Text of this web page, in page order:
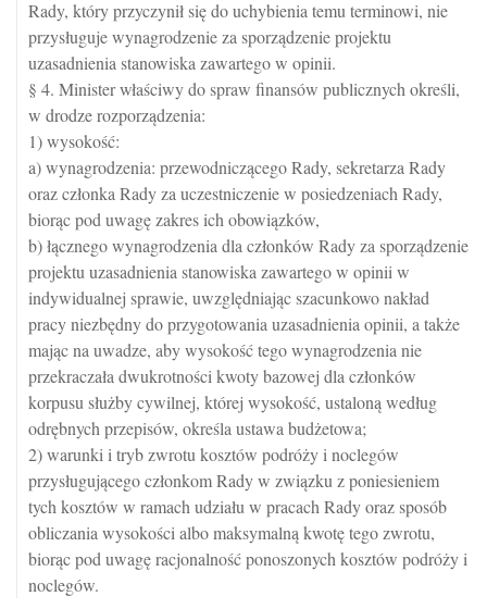
Rady, który przyczynił się do uchybienia temu terminowi, nie
przysługuje wynagrodzenie za sporządzenie projektu
uzasadnienia stanowiska zawartego w opinii.
§ 4. Minister właściwy do spraw finansów publicznych określi,
w drodze rozporządzenia:
1) wysokość:
a) wynagrodzenia: przewodniczącego Rady, sekretarza Rady
oraz członka Rady za uczestniczenie w posiedzeniach Rady,
biorąc pod uwagę zakres ich obowiązków,
b) łącznego wynagrodzenia dla członków Rady za sporządzenie
projektu uzasadnienia stanowiska zawartego w opinii w
indywidualnej sprawie, uwzględniając szacunkowo nakład
pracy niezbędny do przygotowania uzasadnienia opinii, a także
mając na uwadze, aby wysokość tego wynagrodzenia nie
przekraczała dwukrotności kwoty bazowej dla członków
korpusu służby cywilnej, której wysokość, ustaloną według
odrębnych przepisów, określa ustawa budżetowa;
2) warunki i tryb zwrotu kosztów podróży i noclegów
przysługującego członkom Rady w związku z poniesieniem
tych kosztów w ramach udziału w pracach Rady oraz sposób
obliczania wysokości albo maksymalną kwotę tego zwrotu,
biorąc pod uwagę racjonalność ponoszonych kosztów podróży i
noclegów.